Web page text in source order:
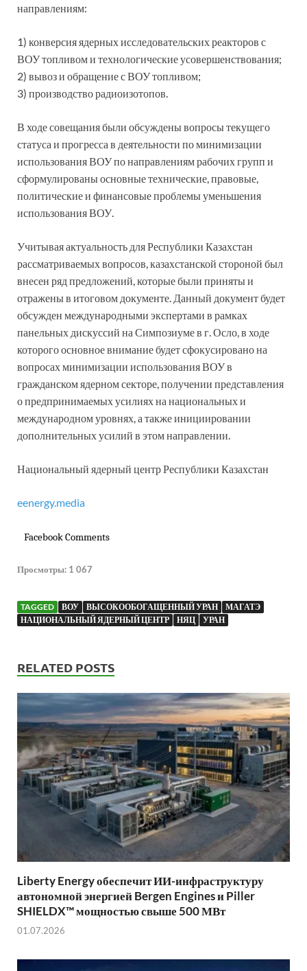
направлениям:
1) конверсия ядерных исследовательских реакторов с
ВОУ топливом и технологические усовершенствования;
2) вывоз и обращение с ВОУ топливом;
3) производство радиоизотопов.
В ходе совещания были обсуждены вопросы текущего
статуса и прогресса в деятельности по минимизации
использования ВОУ по направлениям рабочих групп и
сформулированы основные технические, правовые,
политические и финансовые проблемы уменьшения
использования ВОУ.
Учитывая актуальность для Республики Казахстан
рассматриваемых вопросов, казахстанской стороной был
внесен ряд предложений, которые были приняты и
отражены в итоговом документе. Данный документ будет
обсужден международными экспертами в рамках
панельных дискуссий на Симпозиуме в г. Осло, в ходе
которого основное внимание будет сфокусировано на
вопросах минимизации использования ВОУ в
гражданском ядерном секторе, получении представления
о предпринимаемых усилиях на национальных и
международном уровнях, а также инициировании
дополнительных усилий в этом направлении.
Национальный ядерный центр Республики Казахстан
eenergy.media
Facebook Comments
Просмотры: 1 067
TAGGED ВОУ ВЫСОКООБОГАЩЕННЫЙ УРАН
МАГАТЭ
НАЦИОНАЛЬНЫЙ ЯДЕРНЫЙ ЦЕНТР
НЯЦ УРАН
RELATED POSTS
Liberty Energy обеспечит ИИ-инфраструктуру
автономной энергией Bergen Engines и Piller
SHIELDX™ мощностью свыше 500 МВт
01.07.2026